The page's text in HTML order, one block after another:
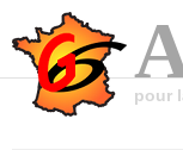
pour